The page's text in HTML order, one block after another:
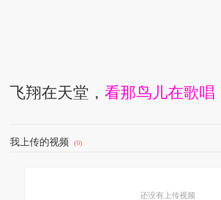
飞翔在天堂， 看那鸟儿在歌唱
我上传的视频 (0)
还没有上传视频